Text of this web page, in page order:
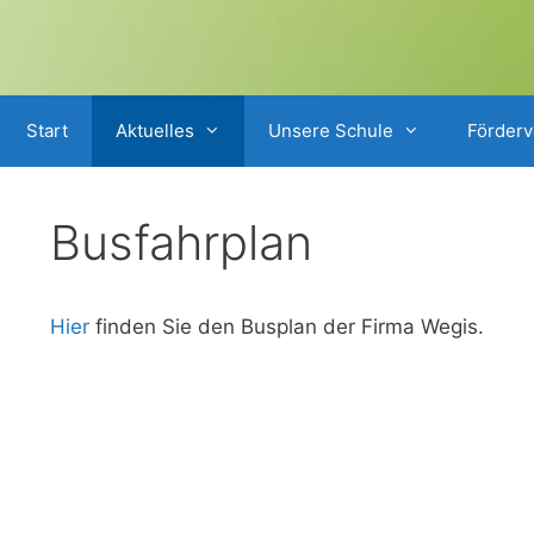
Start Aktuelles Unsere Schule
Busfahrplan
Hier finden Sie den Busplan der Firma Wegis.